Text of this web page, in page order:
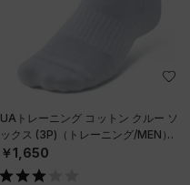
UAトレーニング コットン クルー ソ
ックス (3P)（トレーニング/MEN）
￥1,650